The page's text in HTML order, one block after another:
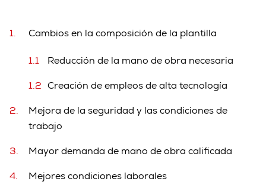
Cambios en la composición de la plantilla
Reducción de la mano de obra necesaria
Creación de empleos de alta tecnología
Mejora de la seguridad y las condiciones de
trabajo
Mayor demanda de mano de obra calificada
Mejores condiciones laborales